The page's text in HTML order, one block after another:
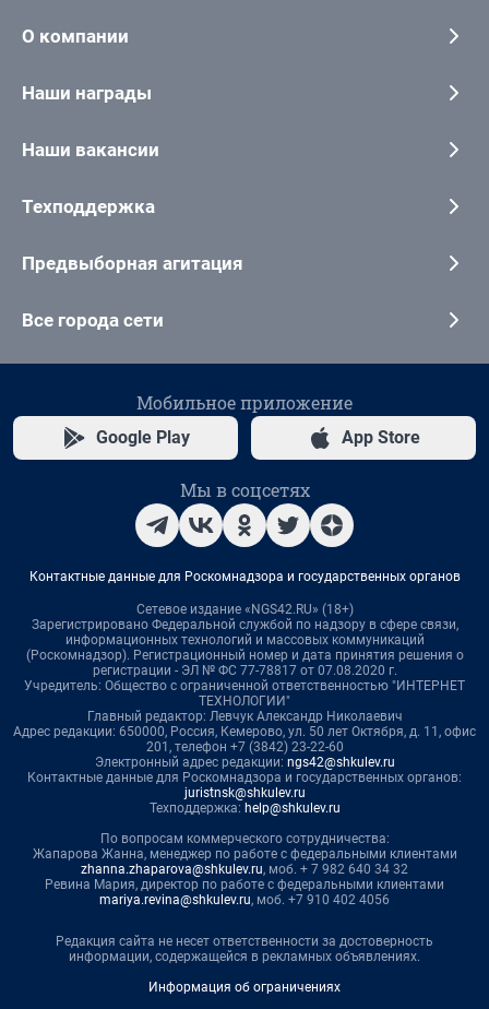
О компании
Наши награды
Наши вакансии
Техподдержка
Предвыборная агитация
Все города сети
Мобильное приложение
Google Play App Store
Мы в соцсетях
Контактные данные для Роскомнадзора и государственных органов
Сетевое издание «NGS42.RU» (18+)
Зарегистрировано Федеральной службой по надзору в сфере связи,
информационных технологий и массовых коммуникаций
(Роскомнадзор). Регистрационный номер и дата принятия решения о
регистрации - ЭЛ № ФС 77-78817 от 07.08.2020 г.
Учредитель: Общество с ограниченной ответственностью "ИНТЕРНЕТ
ТЕХНОЛОГИИ"
Главный редактор: Левчук Александр Николаевич
Адрес редакции: 650000, Россия, Кемерово, ул. 50 лет Октября, д. 11, офис
201, телефон +7 (3842) 23-22-60
Электронный адрес редакции: ngs42@shkulev.ru
Контактные данные для Роскомнадзора и государственных органов:
juristnsk@shkulev.ru
Техподдержка: help@shkulev.ru
По вопросам коммерческого сотрудничества:
Жапарова Жанна, менеджер по работе с федеральными клиентами
zhanna.zhaparova@shkulev.ru, моб. + 7 982 640 34 32
Ревина Мария, директор по работе с федеральными клиентами
mariya.revina@shkulev.ru, моб. +7 910 402 4056
Редакция сайта не несет ответственности за достоверность
информации, содержащейся в рекламных объявлениях.
Информация об ограничениях